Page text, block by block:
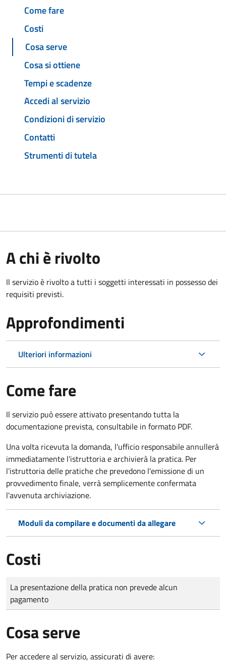
Come fare
Costi
Cosa serve
Cosa si ottiene
Tempi e scadenze
Accedi al servizio
Condizioni di servizio
Contatti
Strumenti di tutela
A chi è rivolto
Il servizio è rivolto a tutti i soggetti interessati in possesso dei
requisiti previsti.
Approfondimenti
Ulteriori informazioni
Come fare
Il servizio può essere attivato presentando tutta la
documentazione prevista, consultabile in formato PDF.
Una volta ricevuta la domanda, l'ufficio responsabile annullerà
immediatamente l'istruttoria e archivierà la pratica. Per
l’istruttoria delle pratiche che prevedono l'emissione di un
provvedimento finale, verrà semplicemente confermata
l'avvenuta archiviazione.
Moduli da compilare e documenti da allegare
Costi
Tipo di pagamento
Importo
La presentazione della pratica non prevede alcun
pagamento
Cosa serve
Per accedere al servizio, assicurati di avere: